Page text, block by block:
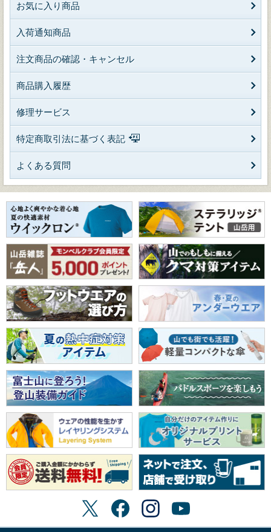
お気に入り商品
入荷通知商品
注文商品の確認・キャンセル
商品購入履歴
修理サービス
特定商取引法に基づく表記
よくある質問